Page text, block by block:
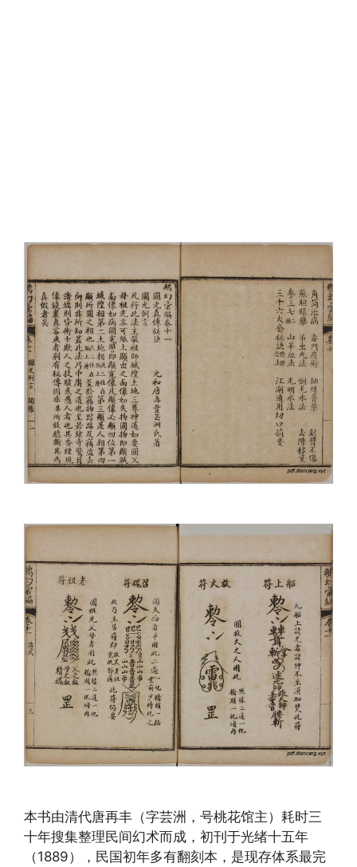
本书由清代唐再丰（字芸洲，号桃花馆主）耗时三
十年搜集整理民间幻术而成，初刊于光绪十五年
（1889），民国初年多有翻刻本，是现存体系最完